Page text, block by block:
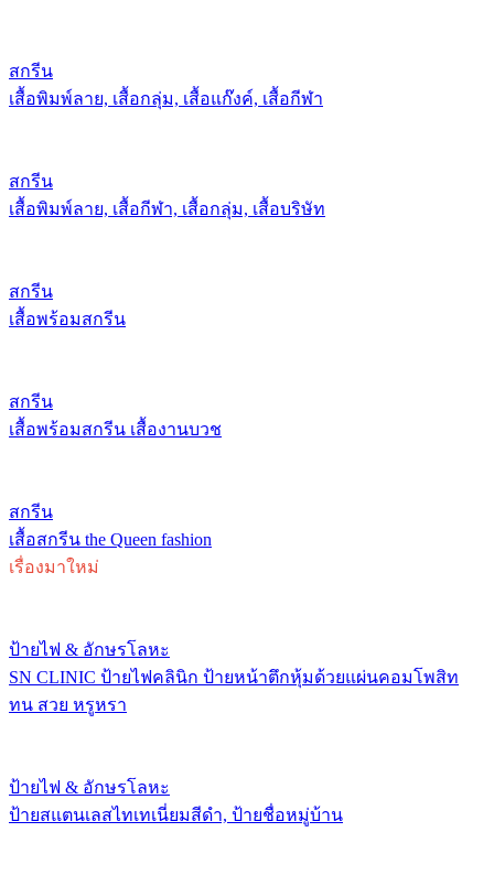
สกรีน
เสื้อพิมพ์ลาย, เสื้อกลุ่ม, เสื้อแก๊งค์, เสื้อกีฬา
สกรีน
เสื้อพิมพ์ลาย, เสื้อกีฬา, เสื้อกลุ่ม, เสื้อบริษัท
สกรีน
เสื้อพร้อมสกรีน
สกรีน
เสื้อพร้อมสกรีน เสื้องานบวช
สกรีน
เสื้อสกรีน the Queen fashion
เรื่องมาใหม่
ป้ายไฟ & อักษรโลหะ
SN CLINIC ป้ายไฟคลินิก ป้ายหน้าตึกหุ้มด้วยแผ่นคอมโพสิท
ทน สวย หรูหรา
ป้ายไฟ & อักษรโลหะ
ป้ายสแตนเลสไทเทเนี่ยมสีดำ, ป้ายชื่อหมู่บ้าน